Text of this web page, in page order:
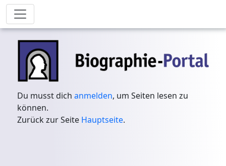
Du musst dichanmelden, um Seiten lesen zu
können.
Zurück zur Seite Hauptseite.